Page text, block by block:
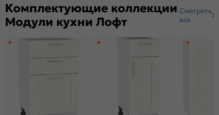
Комплектующие коллекции
Модули кухни Лофт
Смотреть
все